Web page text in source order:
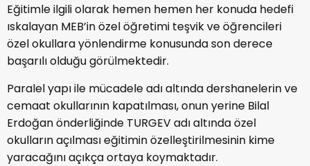
Eğitimle ilgili olarak hemen hemen her konuda hedefi
ıskalayan MEB’in özel öğretimi teşvik ve öğrencileri
özel okullara yönlendirme konusunda son derece
başarılı olduğu görülmektedir.
Paralel yapı ile mücadele adı altında dershanelerin ve
cemaat okullarının kapatılması, onun yerine Bilal
Erdoğan önderliğinde TURGEV adı altında özel
okulların açılması eğitimin özelleştirilmesinin kime
yaracağını açıkça ortaya koymaktadır.